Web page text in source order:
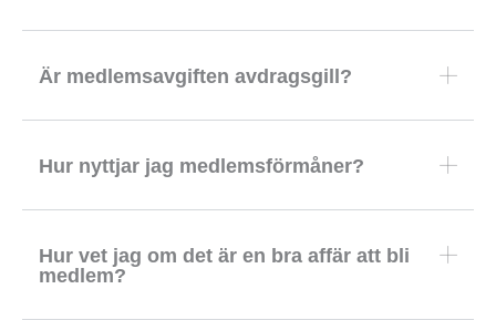
Är medlemsavgiften avdragsgill?
Hur nyttjar jag medlemsförmåner?
Hur vet jag om det är en bra affär att bli
medlem?